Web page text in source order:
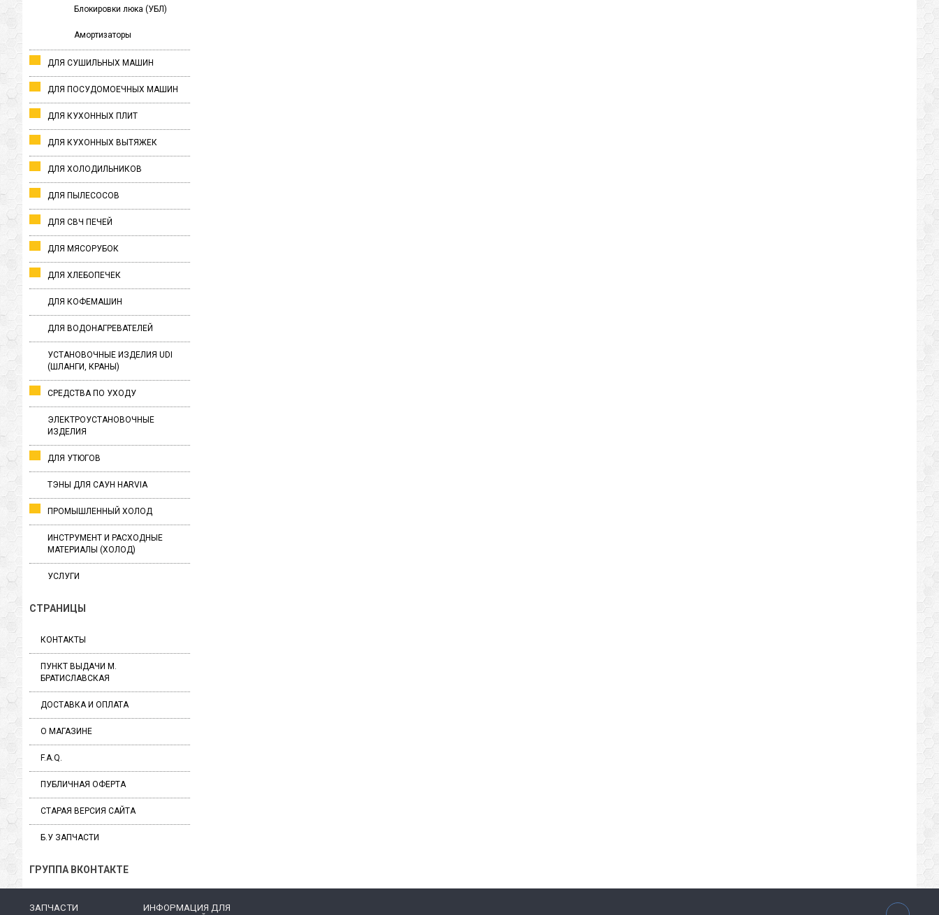
Блокировки люка (УБЛ)
Амортизаторы
ДЛЯ СУШИЛЬНЫХ МАШИН
ДЛЯ ПОСУДОМОЕЧНЫХ МАШИН
ДЛЯ КУХОННЫХ ПЛИТ
ДЛЯ КУХОННЫХ ВЫТЯЖЕК
ДЛЯ ХОЛОДИЛЬНИКОВ
ДЛЯ ПЫЛЕСОСОВ
ДЛЯ СВЧ ПЕЧЕЙ
ДЛЯ МЯСОРУБОК
ДЛЯ ХЛЕБОПЕЧЕК
ДЛЯ КОФЕМАШИН
ДЛЯ ВОДОНАГРЕВАТЕЛЕЙ
УСТАНОВОЧНЫЕ ИЗДЕЛИЯ UDI
(ШЛАНГИ, КРАНЫ)
СРЕДСТВА ПО УХОДУ
ЭЛЕКТРОУСТАНОВОЧНЫЕ
ИЗДЕЛИЯ
ДЛЯ УТЮГОВ
ТЭНЫ ДЛЯ САУН HARVIA
ПРОМЫШЛЕННЫЙ ХОЛОД
ИНСТРУМЕНТ И РАСХОДНЫЕ
МАТЕРИАЛЫ (ХОЛОД)
УСЛУГИ
СТРАНИЦЫ
КОНТАКТЫ
ПУНКТ ВЫДАЧИ М.
БРАТИСЛАВСКАЯ
ДОСТАВКА И ОПЛАТА
О МАГАЗИНЕ
F.A.Q.
ПУБЛИЧНАЯ ОФЕРТА
СТАРАЯ ВЕРСИЯ САЙТА
Б.У ЗАПЧАСТИ
ГРУППА ВКОНТАКТЕ
ЗАПЧАСТИ
ИНФОРМАЦИЯ ДЛЯ